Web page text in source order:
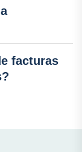
facturas